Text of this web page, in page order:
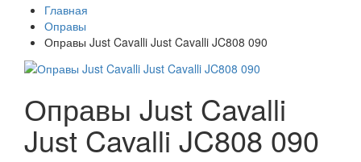
Главная
Оправы
Оправы Just Cavalli Just Cavalli JC808 090
Оправы Just Cavalli
Just Cavalli JC808 090